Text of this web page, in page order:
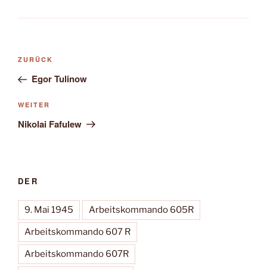
Beitragsnavigation
Vorheriger
Beitrag
ZURÜCK
Egor Tulinow
Nächster
Beitrag
WEITER
Nikolai Fafulew
DER
9. Mai 1945 Arbeitskommando 605R
Arbeitskommando 607 R
Arbeitskommando 607R